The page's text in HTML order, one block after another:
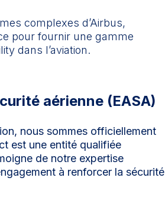
complexes d’Airbus,
pour fournir une gamme
dans l’aviation.
aérienne (EASA)
nous sommes officiellement
est une entité qualifiée
de notre expertise
à renforcer la sécurité